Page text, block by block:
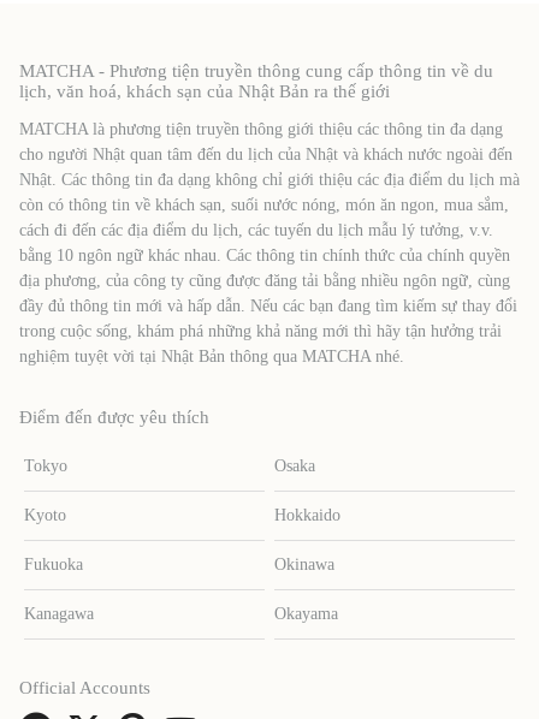
MATCHA - Phương tiện truyền thông cung cấp thông tin về du
lịch, văn hoá, khách sạn của Nhật Bản ra thế giới
MATCHA là phương tiện truyền thông giới thiệu các thông tin đa dạng
cho người Nhật quan tâm đến du lịch của Nhật và khách nước ngoài đến
Nhật. Các thông tin đa dạng không chỉ giới thiệu các địa điểm du lịch mà
còn có thông tin về khách sạn, suối nước nóng, món ăn ngon, mua sắm,
cách đi đến các địa điểm du lịch, các tuyến du lịch mẫu lý tưởng, v.v.
bằng 10 ngôn ngữ khác nhau. Các thông tin chính thức của chính quyền
địa phương, của công ty cũng được đăng tải bằng nhiều ngôn ngữ, cùng
đầy đủ thông tin mới và hấp dẫn. Nếu các bạn đang tìm kiếm sự thay đổi
trong cuộc sống, khám phá những khả năng mới thì hãy tận hưởng trải
nghiệm tuyệt vời tại Nhật Bản thông qua MATCHA nhé.
Điểm đến được yêu thích
Tokyo Osaka
Kyoto Hokkaido
Fukuoka Okinawa
Kanagawa Okayama
Official Accounts